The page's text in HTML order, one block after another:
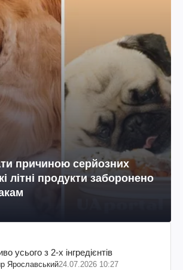
причиною серйозних
літні продукти заборонено
усього з 2-х інгредієнтів
Ярославський24.07.2026 10:27